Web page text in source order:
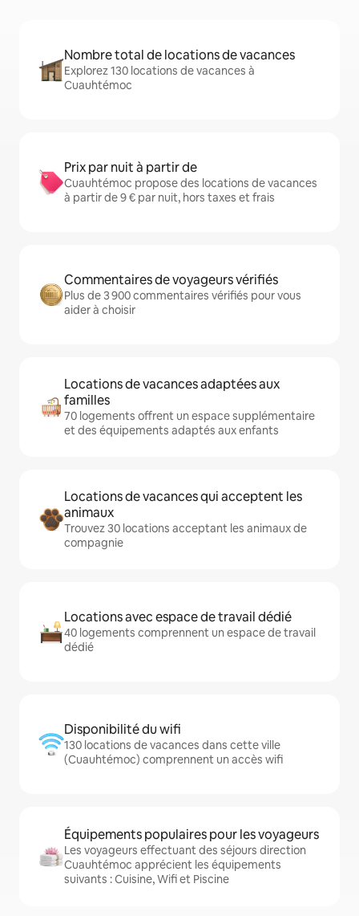
Nombre total de locations de vacances
Explorez 130 locations de vacances à
Cuauhtémoc
Prix par nuit à partir de
Cuauhtémoc propose des locations de vacances
à partir de 9 € par nuit, hors taxes et frais
Commentaires de voyageurs vérifiés
Plus de 3 900 commentaires vérifiés pour vous
aider à choisir
Locations de vacances adaptées aux
familles
70 logements offrent un espace supplémentaire
et des équipements adaptés aux enfants
Locations de vacances qui acceptent les
animaux
Trouvez 30 locations acceptant les animaux de
compagnie
Locations avec espace de travail dédié
40 logements comprennent un espace de travail
dédié
Disponibilité du wifi
130 locations de vacances dans cette ville
(Cuauhtémoc) comprennent un accès wifi
Équipements populaires pour les voyageurs
Les voyageurs effectuant des séjours direction
Cuauhtémoc apprécient les équipements
suivants : Cuisine, Wifi et Piscine